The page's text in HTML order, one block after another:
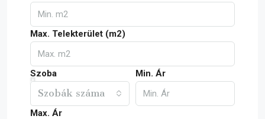
Max. Telekterület (m2)
Szoba
Szobák száma
Min. Ár
Max. Ár